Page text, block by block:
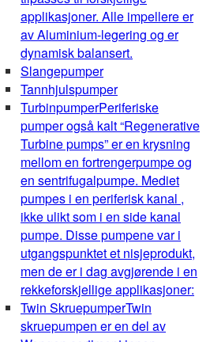
applikasjoner. Alle impellere er
av Aluminium-legering og er
dynamisk balansert.
Slangepumper
Tannhjulspumper
TurbinpumperPeriferiske
pumper også kalt “Regenerative
Turbine pumps” er en krysning
mellom en fortrengerpumpe og
en sentrifugalpumpe. Mediet
pumpes i en periferisk kanal ,
ikke ulikt som i en side kanal
pumpe. Disse pumpene var i
utgangspunktet et nisjeprodukt,
men de er i dag avgjørende i en
rekkeforskjellige applikasjoner:
Twin SkruepumperTwin
skruepumpen er en del av